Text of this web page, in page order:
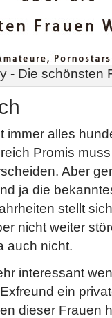
- Die schönsten
immer alles
Promis
Aber
ja die
stellt
nicht weiter
auch nicht.
interessant
ein
dieser Frauen